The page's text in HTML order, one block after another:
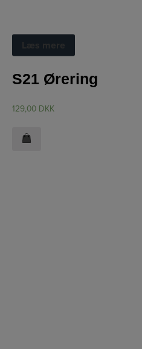
Øreringe
S21 Ørering
129,00 DKK